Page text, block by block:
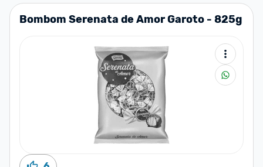
Bombom Serenata de Amor Garoto - 825g